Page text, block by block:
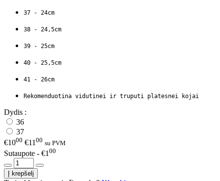
37 - 24cm
38 - 24,5cm
39 - 25cm
40 - 25,5cm
41 - 26cm
Rekomenduotina vidutinei ir truputi platesnei kojai
Dydis :
36
37
€1000 €11 00 su PVM
Sutaupote - €1 00